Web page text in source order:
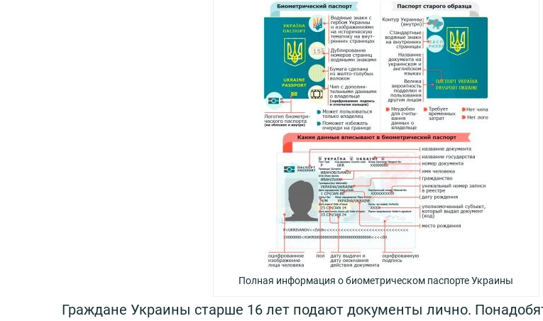
Полная информация о биометрическом паспорте Украины
Граждане Украины старше 16 лет подают документы лично.